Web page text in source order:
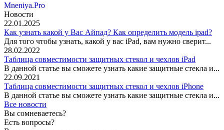
Mneniya.Pro
Новости
22.01.2025
Как узнать какой у Вас Айпад? Как определить модель ipad?
Для того чтобы узнать, какой у вас iPad, вам нужно сверит...
28.02.2022
Таблица совместимости защитных стекол и чехлов iPad
В данной статье вы сможете узнать какие защитные стекла и...
22.09.2021
Таблица совместимости защитных стекол и чехлов iPhone
В данной статье вы сможете узнать какие защитные стекла и...
Все новости
Вы сомневаетесь?
Есть вопросы?